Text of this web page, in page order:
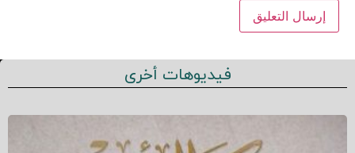
فيديوهات أخرى